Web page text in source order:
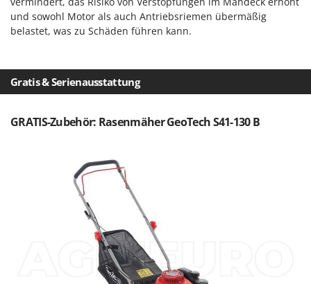
und sowohl Motor als auch Antriebsriemen übermäßig
belastet, was zu Schäden führen kann.
Gratis & Serienausstattung
GRATIS-Zubehör: Rasenmäher GeoTech S41-130 B